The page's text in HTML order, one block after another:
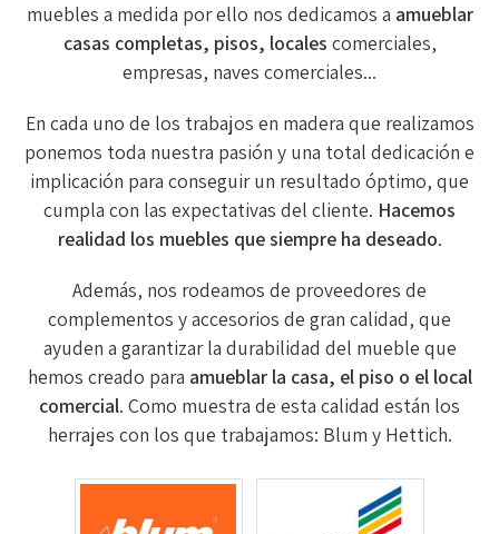
muebles a medida por ello nos dedicamos a amueblar
casas completas, pisos, locales comerciales,
empresas, naves comerciales...
En cada uno de los trabajos en madera que realizamos
ponemos toda nuestra pasión y una total dedicación e
implicación para conseguir un resultado óptimo, que
cumpla con las expectativas del cliente. Hacemos
realidad los muebles que siempre ha deseado.
Además, nos rodeamos de proveedores de
complementos y accesorios de gran calidad, que
ayuden a garantizar la durabilidad del mueble que
hemos creado para amueblar la casa, el piso o el local
comercial. Como muestra de esta calidad están los
herrajes con los que trabajamos: Blum y Hettich.